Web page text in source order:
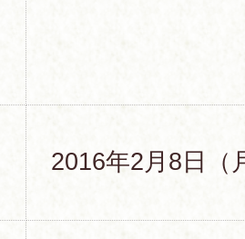
2016年2月8日（